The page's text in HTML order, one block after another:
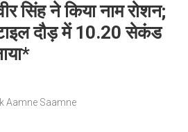
सिंह ने किया नाम रोशन;
दौड़ में 10.20 सेकंड
Aamne Saamne